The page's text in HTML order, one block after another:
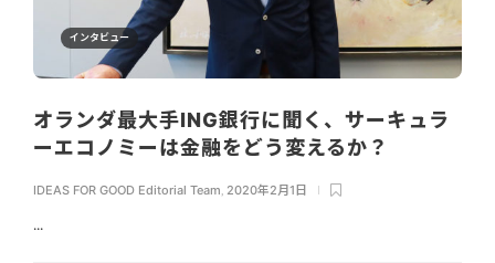
インタビュー
オランダ最大手ING銀行に聞く、サーキュラ
ーエコノミーは金融をどう変えるか？
IDEAS FOR GOOD Editorial Team, 2020年2月1日
...